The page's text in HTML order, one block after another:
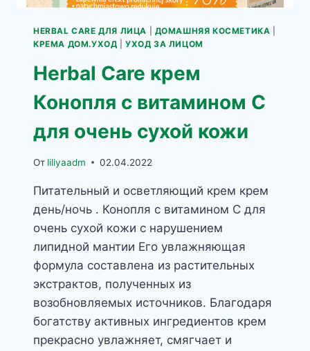
HERBAL CARE ДЛЯ ЛИЦА ДОМАШНЯЯ КОСМЕТИКА
КРЕМА ДОМ.УХОД |УХОД ЗА ЛИЦОМ
Herbal Care крем
Конопля с витамином С
для очень сухой кожи
От liliyaadm 02.04.2022
Питательный и осветляющий крем крем
день/ночь . Конопля с витамином С для
очень сухой кожи с нарушением
липидной мантии Его увлажняющая
формула составлена из растительных
экстрактов, полученных из
возобновляемых источников. Благодаря
богатству активных ингредиентов крем
прекрасно увлажняет, смягчает и